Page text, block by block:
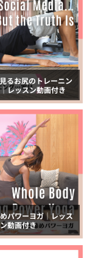
るお尻のトレーニン
レッスン動画付き
パワーヨガ｜レッス
ン動画付き